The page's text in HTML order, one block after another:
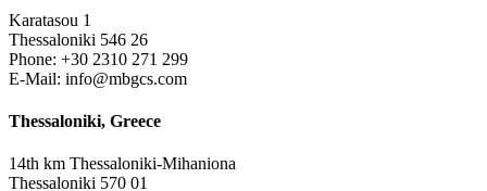
Karatasou 1
Thessaloniki 546 26
Phone: +30 2310 271 299
E-Mail: info@mbgcs.com
Thessaloniki, Greece
14th km Thessaloniki-Mihaniona
Thessaloniki 570 01